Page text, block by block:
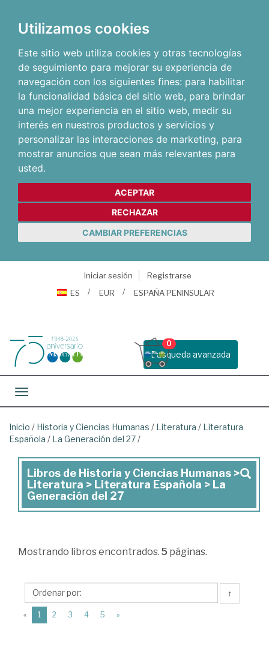
Utilizamos cookies
Este sitio web utiliza cookies y otras tecnologías
de seguimiento para mejorar su experiencia de
navegación con los siguientes fines: para habilitar
la funcionalidad básica del sitio web, para brindar
una mejor experiencia en el sitio web, medir su
interés en nuestros productos y servicios y
personalizar las interacciones de marketing, para
mostrar anuncios que sean más relevantes para
usted.
ACEPTAR
RECHAZAR
CAMBIAR PREFERENCIAS
Iniciar sesión
Registrarse
ES
EUR ESPAÑA PENINSULAR
Busqueda avanzada
0
Toggle navigation
Inicio / Historia y Ciencias Humanas / Literatura / Literatura
Española / La Generación del 27/
Libros
de
Historia
Ciencias
>
Literatura
Libros de Historia y Ciencias Humanas >
Literatura > Literatura Española > La
Generación del 27
Mostrando libros encontrados. 5 páginas.
↑
« 1 (current)
2 3 4 5 »